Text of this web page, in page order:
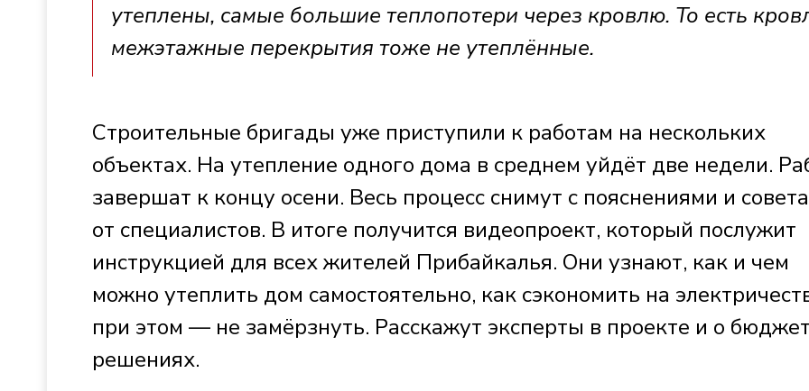
утеплены, самые большие теплопотери через кровлю. То есть
межэтажные перекрытия тоже не утеплённые.
Строительные бригады уже приступили к работам на нескольких
объектах. На утепление одного дома в среднем уйдёт две недели.
завершат к концу осени. Весь процесс снимут с пояснениями и
от специалистов. В итоге получится видеопроект, который послужит
инструкцией для всех жителей Прибайкалья. Они узнают, как и чем
можно утеплить дом самостоятельно, как сэкономить на
при этом — не замёрзнуть. Расскажут эксперты в проекте и о
решениях.